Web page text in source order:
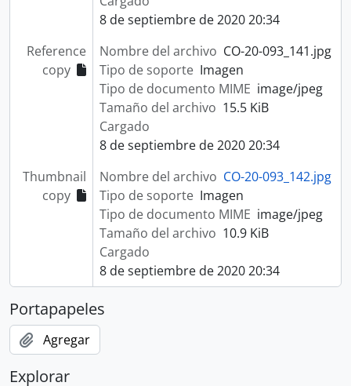
8 de septiembre de 2020 20:34
Reference
copy
Nombre del archivo CO-20-093_141.jpg
Tipo de soporte Imagen
Tipo de documento MIME image/jpeg
Tamaño del archivo 15.5 KiB
Cargado
8 de septiembre de 2020 20:34
Thumbnail
copy
Nombre del archivo CO-20-093_142.jpg
Tipo de soporte Imagen
Tipo de documento MIME image/jpeg
Tamaño del archivo 10.9 KiB
Cargado
8 de septiembre de 2020 20:34
Portapapeles
Agregar
Explorar